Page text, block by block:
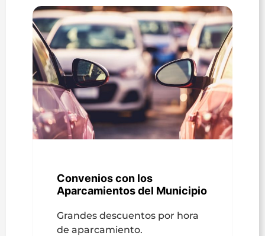
Convenios con los
Aparcamientos del Municipio
Grandes descuentos por hora
de aparcamiento.